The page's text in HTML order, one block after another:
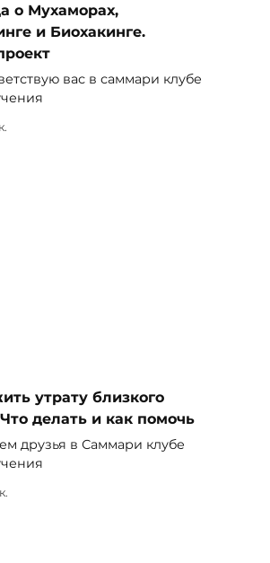
о Мухаморах,
и Биохакинге.
вас в саммари клубе
утрату близкого
делать и как помочь
друзья в Саммари клубе